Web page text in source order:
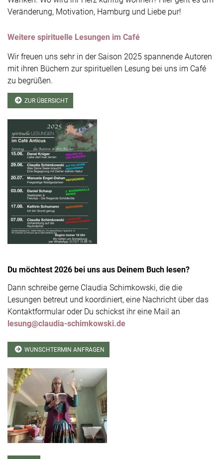
Veränderung, Motivation, Hamburg und Liebe pur!
Weitere spirituelle Lesungen im Café
Wir freuen uns sehr in der Saison 2025 spannende Autoren
mit ihren Büchern zur spirituellen Lesung bei uns im Café
zu begrüßen.
ZUR ÜBERSICHT
Du möchtest 2026 bei uns aus Deinem Buch lesen?
Dann schreibe gerne Claudia Schimkowski, die die
Lesungen betreut und koordiniert, eine Nachricht über das
Kontaktformular oder Du schickst ihr eine Mail an
lesung@claudia-schimkowski.de
WUNSCHTERMIN ANFRAGEN